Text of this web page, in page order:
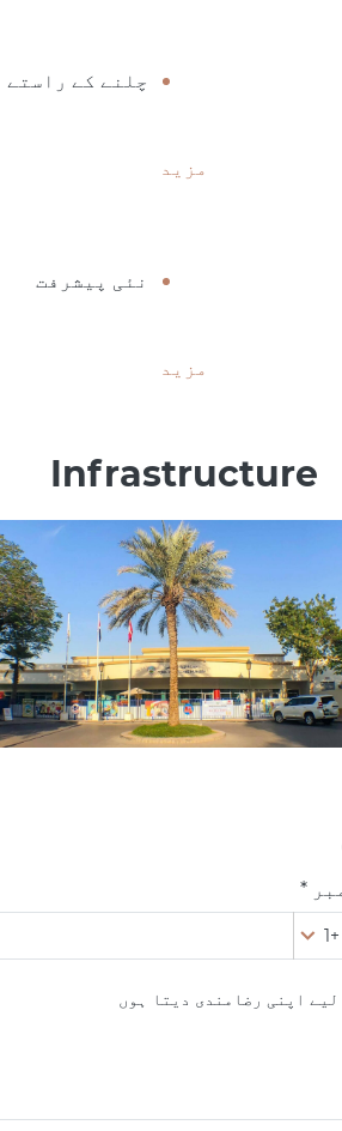
چلنے کے راستے
مزید
نئی پیشرفت
مزید
Infrastructure
*
+1
اپنی رضامندی دیتا ہوں